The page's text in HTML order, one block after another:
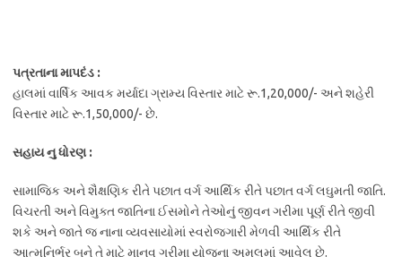
પત્રતાના માપદંડ :
હાલમાં વાર્ષિક આવક મર્યાદા ગ્રામ્ય વિસ્તાર માટે રૂ.1,20,000/- અને શહેરી
વિસ્તાર માટે રૂ.1,50,000/- છે.
સહાય નુ ધોરણ :
સામાજિક અને શૈક્ષણિક રીતે પછાત વર્ગ આર્થિક રીતે પછાત વર્ગ લઘુમતી જાતિ.
વિચરતી અને વિમુક્ત જાતિના ઈસમોને તેઓનું જીવન ગરીમા પૂર્ણ રીતે જીવી
શકે અને જાતે જ નાના વ્યવસાયોમાં સ્વરોજગારી મેળવી આર્થિક રીતે
આત્મનિર્ભર બને તે માટે માનવ ગરીમા યોજના અમલમાં આવેલ છે.